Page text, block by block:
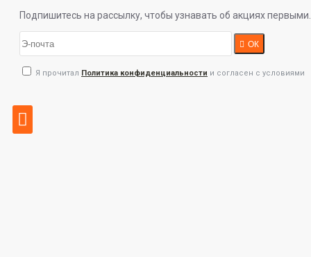
Подпишитесь на рассылку, чтобы узнавать об акциях первыми.
ОК
Я прочитал Политика конфиденциальности и согласен с условиями